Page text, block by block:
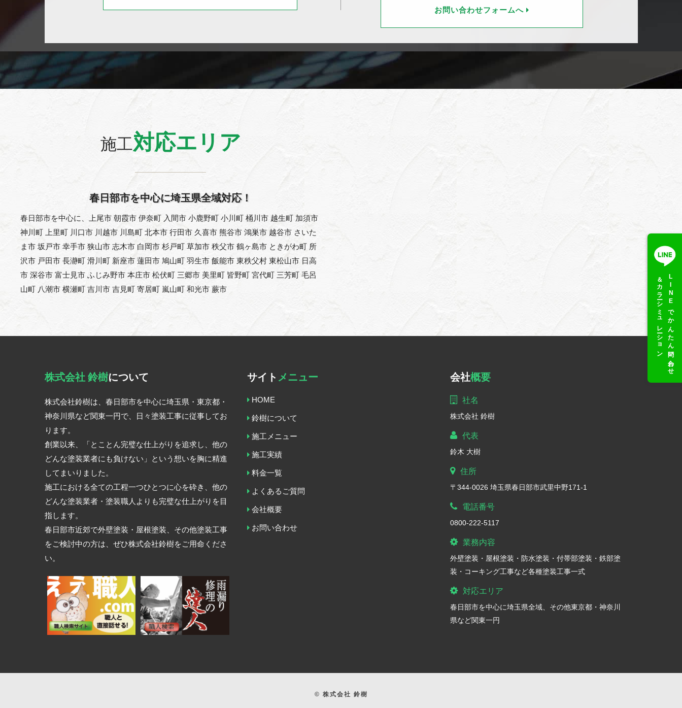
お問い合わせフォームへ
施工対応エリア
春日部市を中心に埼玉県全域対応！
春日部市を中心に、上尾市 朝霞市 伊奈町 入間市 小鹿野町 小川町 桶川市 越生町 加須市
神川町 上里町 川口市 川越市 川島町 北本市 行田市 久喜市 熊谷市 鴻巣市 越谷市 さいた
ま市 坂戸市 幸手市 狭山市 志木市 白岡市 杉戸町 草加市 秩父市 鶴ヶ島市 ときがわ町 所
沢市 戸田市 長瀞町 滑川町 新座市 蓮田市 鳩山町 羽生市 飯能市 東秩父村 東松山市 日高
市 深谷市 富士見市 ふじみ野市 本庄市 松伏町 三郷市 美里町 皆野町 宮代町 三芳町 毛呂
山町 八潮市 横瀬町 吉川市 吉見町 寄居町 嵐山町 和光市 蕨市
LINEでかんたん問い合わせ
＆カラーシミュレーション
株式会社 鈴樹について
株式会社鈴樹は、春日部市を中心に埼玉県・東京都・
神奈川県など関東一円で、日々塗装工事に従事してお
ります。
創業以来、「とことん完璧な仕上がりを追求し、他の
どんな塗装業者にも負けない」という想いを胸に精進
してまいりました。
施工における全ての工程一つひとつに心を砕き、他の
どんな塗装業者・塗装職人よりも完璧な仕上がりを目
指します。
春日部市近郊で外壁塗装・屋根塗装、その他塗装工事
をご検討中の方は、ぜひ株式会社鈴樹をご用命くださ
い。
サイト メニュー
HOME
鈴樹について
施工メニュー
施工実績
料金一覧
よくあるご質問
会社概要
お問い合わせ
会社概要
社名
株式会社 鈴樹
代表
鈴木 大樹
住所
〒344-0026 埼玉県春日部市武里中野171-1
電話番号
0800-222-5117
業務内容
外壁塗装・屋根塗装・防水塗装・付帯部塗装・鉄部塗
装・コーキング工事など各種塗装工事一式
対応エリア
春日部市を中心に埼玉県全域、その他東京都・神奈川
県など関東一円
© 株式会社 鈴樹